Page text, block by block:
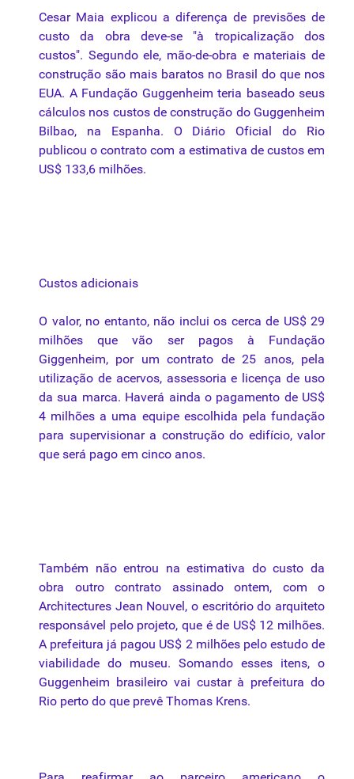
Cesar Maia explicou a diferença de previsões de
custoda obra deve-se "à tropicalização dos
custos". Segundo ele, mão-de-obra e materiais de
construção são mais baratos no Brasil do que nos
EUA. A Fundação Guggenheim teria baseado seus
cálculos nos custos deconstrução do Guggenheim
Bilbao, na Espanha. O Diário Oficial do Rio
publicou ocontrato com a estimativa de custos em
US$ 133,6 milhões.
Custos adicionais
O valor, no entanto, não inclui os cerca de US$ 29
milhões que vão ser pagos à Fundação
Giggenheim, por umcontrato de 25 anos, pela
utilização de acervos, assessoria e licença de uso
da sua marca. Haverá ainda o pagamento de US$
4 milhões a uma equipe escolhida pela fundação
para supervisionar a construçãodo edifício, valor
que será pago em cinco anos.
Também não entrou na estimativa do custo da
obra outro contrato assinadoontem, com o
Architectures Jean Nouvel, o escritório do arquiteto
responsável peloprojeto, que éde US$ 12 milhões.
A prefeitura já pagou US$ 2 milhões peloestudo de
viabilidade do museu. Somando esses itens, o
Guggenheim brasileiro vai custar à prefeitura do
Rio perto do que prevê Thomas Krens.